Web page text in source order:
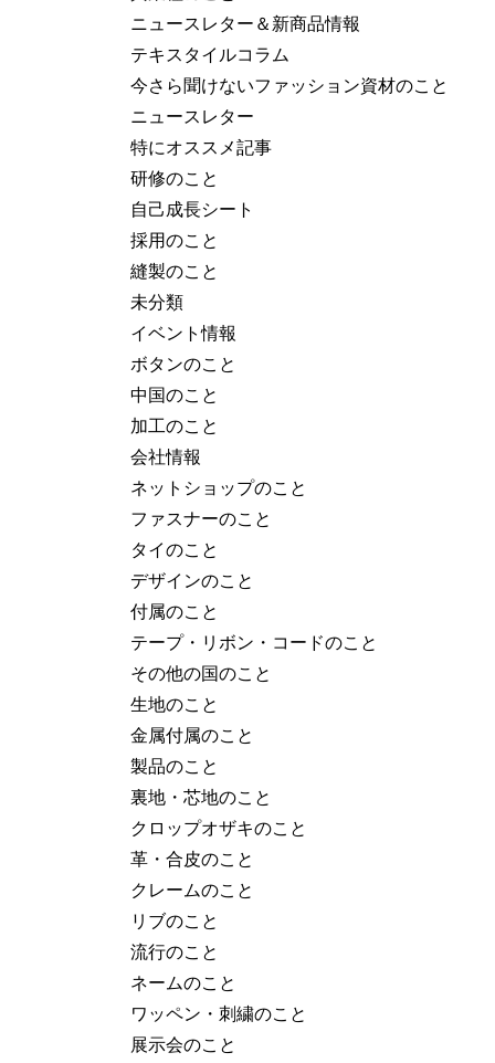
ニュースレター＆新商品情報
テキスタイルコラム
今さら聞けないファッション資材のこと
ニュースレター
特にオススメ記事
研修のこと
自己成長シート
採用のこと
縫製のこと
未分類
イベント情報
ボタンのこと
中国のこと
加工のこと
会社情報
ネットショップのこと
ファスナーのこと
タイのこと
デザインのこと
付属のこと
テープ・リボン・コードのこと
その他の国のこと
生地のこと
金属付属のこと
製品のこと
裏地・芯地のこと
クロップオザキのこと
革・合皮のこと
クレームのこと
リブのこと
流行のこと
ネームのこと
ワッペン・刺繍のこと
展示会のこと